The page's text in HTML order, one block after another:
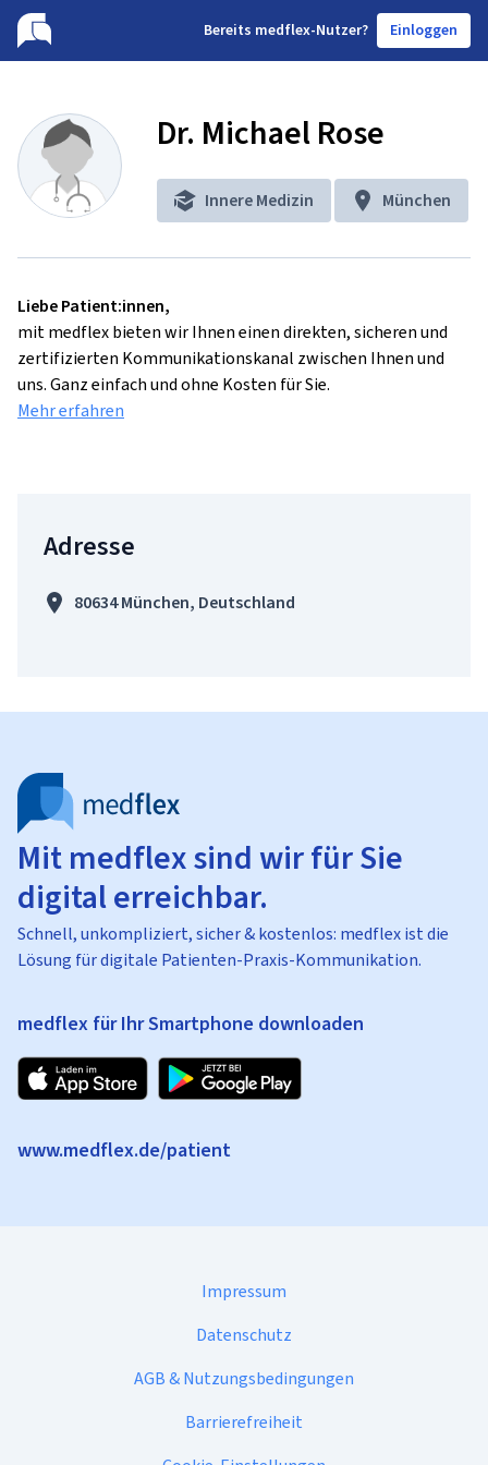
Bereits medflex-Nutzer? Einloggen
Dr. Michael Rose
Innere Medizin München
Liebe Patient:innen,
mit medflex bieten wir Ihnen einen direkten, sicheren und
zertifizierten Kommunikationskanal zwischen Ihnen und
uns. Ganz einfach und ohne Kosten für Sie.
Mehr erfahren
Adresse
80634 München, Deutschland
Mit medflex sind wir für Sie
digital erreichbar.
Schnell, unkompliziert, sicher & kostenlos: medflex ist die
Lösung für digitale Patienten-Praxis-Kommunikation.
medflex für Ihr Smartphone downloaden
www.medflex.de/patient
Impressum
Datenschutz
AGB & Nutzungsbedingungen
Barrierefreiheit